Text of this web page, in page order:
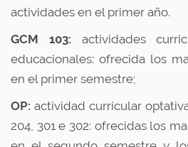
actividades en el primer año.
GCM 103: actividades
educacionales: ofrecida los
en el primer semestre;
OP: actividad curricular
204, 301 e 302: ofrecidas los